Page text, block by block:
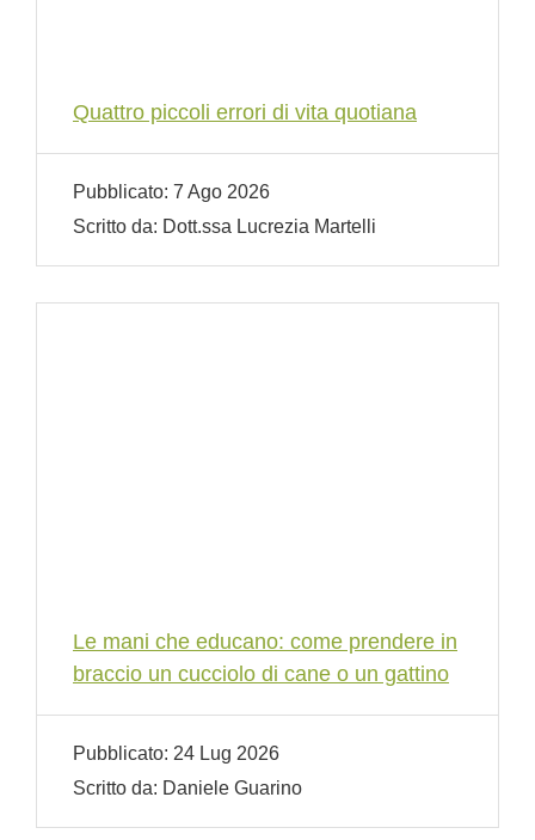
Quattro piccoli errori di vita quotiana
Pubblicato: 7 Ago 2026
Scritto da: Dott.ssa Lucrezia Martelli
Le mani che educano: come prendere in
braccio un cucciolo di cane o un gattino
Pubblicato: 24 Lug 2026
Scritto da: Daniele Guarino